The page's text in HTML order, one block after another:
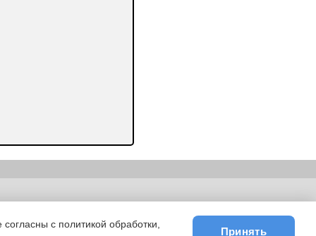
|E-mail
с политикой обработки,
Принять